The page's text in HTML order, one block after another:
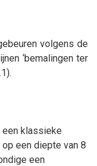
volgens de
‘bemalingen ter
klassieke
een diepte van 8
een